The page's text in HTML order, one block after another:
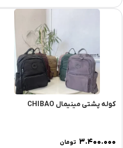
کوله پشتی مینیمال CHIBAO
۳.۴۰۰.۰۰۰ تومان